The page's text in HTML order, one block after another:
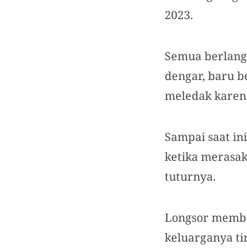
2023.
Semua
dengar, baru
meledak
Sampai saat
ketika
tuturnya.
Longsor
keluarganya